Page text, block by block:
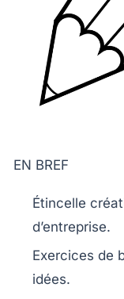
EN BREF
Étincelle
d’entreprise.
Exercices de
idées.